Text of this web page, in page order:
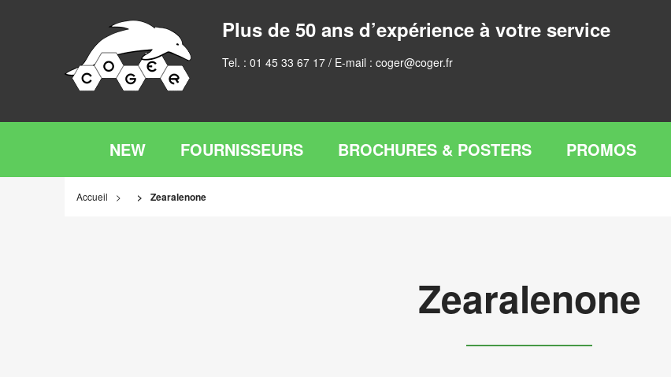
Plus de 50 ans d’expérience à votre service
Tel. : 01 45 33 67 17 / E-mail : coger@coger.fr
NEW FOURNISSEURS BROCHURES & POSTERS PROMOS
Accueil Zearalenone
Zearalenone